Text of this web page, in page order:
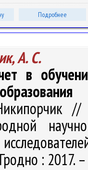
Подробнее
А. С.
в
//
: 2017.